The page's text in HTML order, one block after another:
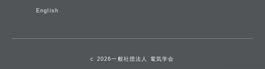
English
c 2026一般社団法人 電気学会